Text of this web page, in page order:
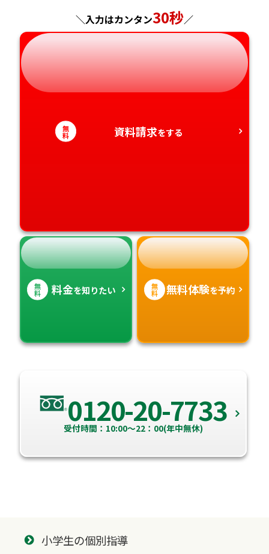
岐阜県
静岡県
奈良県
和歌山県
山口県
徳島県
愛媛県
熊本県
大分県
鹿児島県
＼入力はカンタン30秒／
無
料 資料請求をする
無
料 料金を知りたい 無
料 無料体験を予約
0120-20-7733
受付時間：10:00～22：00(年中無休)
小学生の個別指導